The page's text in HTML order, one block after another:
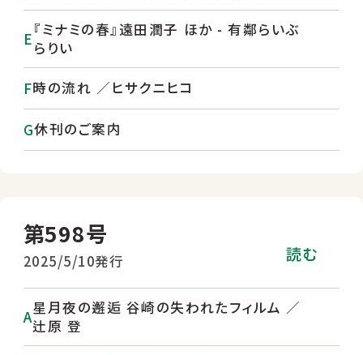
『ミナミの春』遠田潤子 ほか - 有鄰らいぶ
らりい
時の流れ ／ヒサクニヒコ
休刊のご案内
第598号
2025/5/10発行 読む
星月夜の邂逅 谷崎の失われたフィルム ／
辻原 登